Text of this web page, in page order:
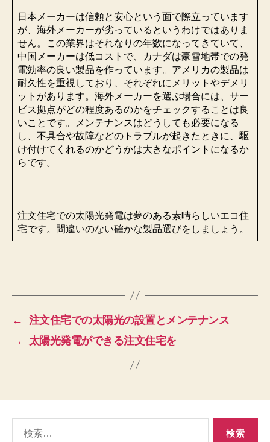
日本メーカーは信頼と安心という面で際立っています
が、海外メーカーが劣っているというわけではありま
せん。この業界はそれなりの年数になってきていて、
中国メーカーは低コストで、カナダは豪雪地帯での発
電効率の良い製品を作っています。アメリカの製品は
耐久性を重視しており、それぞれにメリットやデメリ
ットがあります。海外メーカーを選ぶ場合には、サー
ビス拠点がどの程度あるのかをチェックすることは良
いことです。メンテナンスはどうしても必要になる
し、不具合や故障などのトラブルが起きたときに、駆
け付けてくれるのかどうかは大きなポイントになるか
らです。
注文住宅での太陽光発電は夢のある素晴らしいエコ住
宅です。間違いのない確かな製品選びをしましょう。
←
注文住宅での太陽光の設置とメンテナンス
→
太陽光発電ができる注文住宅を